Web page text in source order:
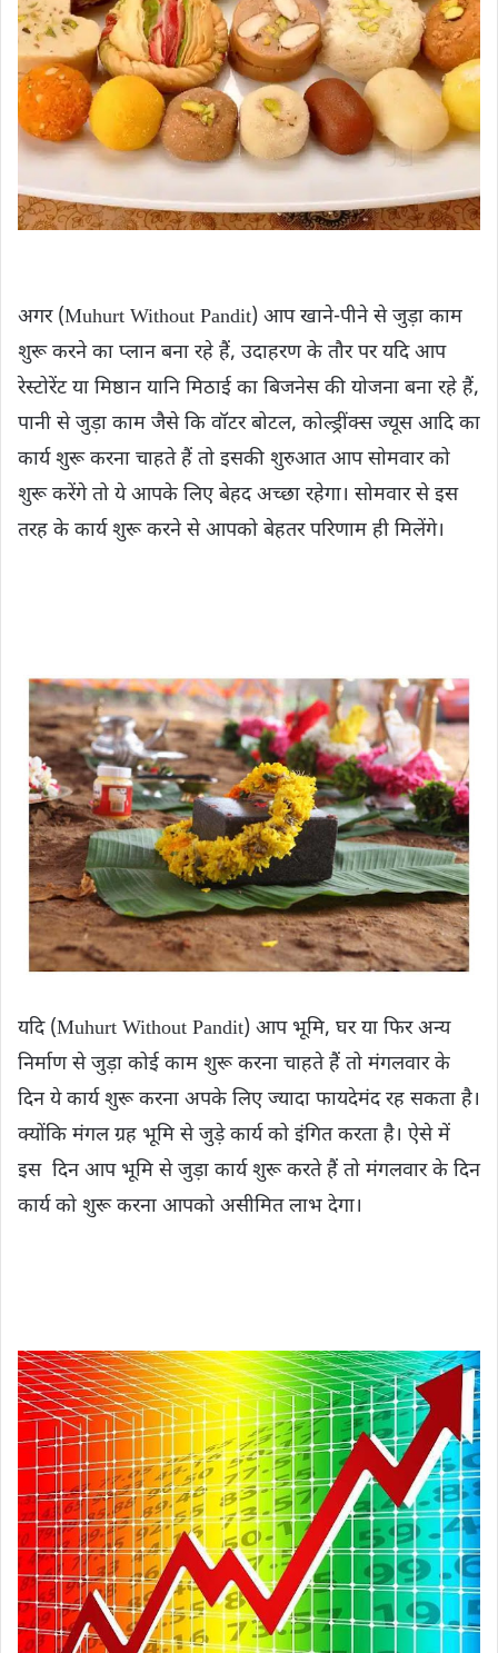
अगर (Muhurt Without Pandit) आप खाने-पीने से जुड़ा काम
शुरू करने का प्लान बना रहे हैं, उदाहरण के तौर पर यदि आप
रेस्टोरेंट या मिष्ठान यानि मिठाई का बिजनेस की योजना बना रहे हैं,
पानी से जुड़ा काम जैसे कि वॉटर बोटल, कोल्ड्रींक्स ज्यूस आदि का
कार्य शुरू करना चाहते हैं तो इसकी शुरुआत आप सोमवार को
शुरू करेंगे तो ये आपके लिए बेहद अच्छा रहेगा। सोमवार से इस
तरह के कार्य शुरू करने से आपको बेहतर ​परिणाम ही मिलेंगे।
यदि (Muhurt Without Pandit) आप भूमि, घर या फिर अन्य
निर्माण से जुड़ा कोई काम शुरू करना चाहते हैं तो मंगलवार के
दिन ये कार्य शुरू करना अपके लिए ज्यादा फायदेमंद रह सकता है।
क्योंकि मंगल ग्रह भूमि से जुड़े कार्य को इंगित करता है। ऐसे में
इस दिन आप भूमि से जुड़ा कार्य शुरू करते हैं तो मंगलवार के दिन
कार्य को शुरू करना आपको असीमित लाभ देगा।